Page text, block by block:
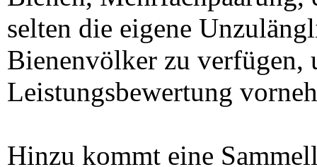
selten die eigene
Bienenvölker zu verfügen,
Leistungsbewertung
Hinzu kommt eine